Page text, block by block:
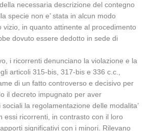
necessaria descrizione del contegno
specie non e’ stata in alcun modo
vizio, in quanto attinente al procedimento
dovuto essere dedotto in sede di
i ricorrenti denunciano la violazione e la
articoli 315-bis, 317-bis e 336 c.c.,
di un fatto controverso e decisivo per
il decreto impugnato per aver
la regolamentazione delle modalita’
essi ricorrenti, in contrasto con il loro
significativi con i minori. Rilevano